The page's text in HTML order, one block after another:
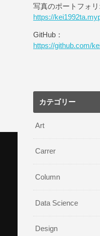
写真のポートフォリ
https://
GitHub：
https://github.com/
カテゴリー
Art
Carrer
Column
Data Science
Design